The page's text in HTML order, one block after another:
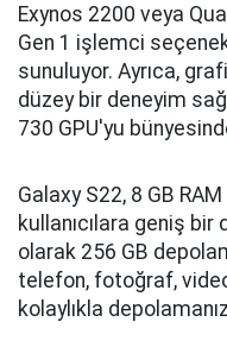
Exynos 2200 veya
Gen 1 işlemci
sunuluyor. Ayrıca,
düzey bir deneyim
730 GPU'yu
Galaxy S22, 8 GB
kullanıcılara geniş bir
olarak 256 GB
telefon, fotoğraf,
kolaylıkla